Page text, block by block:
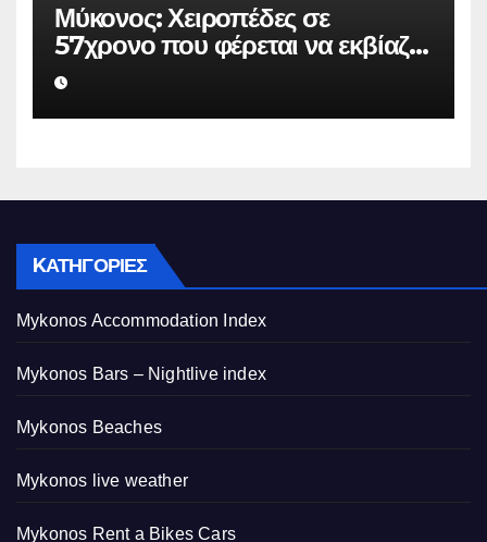
Μύκονος: Χειροπέδες σε
57χρονο που φέρεται να εκβίαζε
επιχείρηση για να «θάψει»
ψευδείς καταγγελίες – Η παγίδα
που του έστησε η ΕΛ.ΑΣ.
KΑΤΗΓΟΡΊΕΣ
Mykonos Accommodation Index
Mykonos Bars – Nightlive index
Mykonos Beaches
Mykonos live weather
Mykonos Rent a Bikes Cars